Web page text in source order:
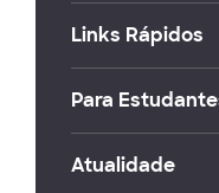
Links Rápidos
Para
Atualidade